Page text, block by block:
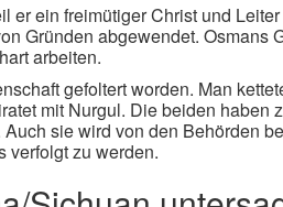
er ein freimütiger Christ und
Gründen abgewendet. Osmans
arbeiten.
gefoltert worden. Man
mit Nurgul. Die beiden haben
sie wird von den Behörden
verfolgt zu werden.